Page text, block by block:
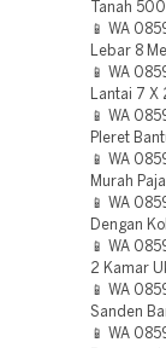
Tanah
📱 WA
Lebar 8
📱 WA
Lantai 7
📱 WA
Pleret
📱 WA
Murah
📱 WA
Dengan
📱 WA
2 Kamar
📱 WA
Sanden
📱 WA